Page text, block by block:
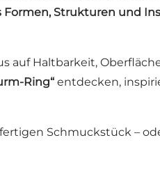
Formen, Strukturen und
auf Haltbarkeit,
Ring“ entdecken,
Schmuckstück –